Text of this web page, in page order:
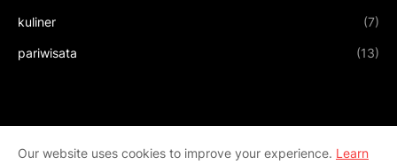
kuliner (7)
pariwisata (13)
Our website uses cookies to improve your experience. Learn